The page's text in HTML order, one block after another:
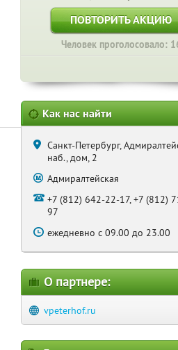
ПОВТОРИТЬ АКЦИЮ
Человек проголосовало:
Как нас найти
Санкт-Петербург,
наб., дом, 2
Адмиралтейская
+7 (812) 642-22-17, +7 (812)
97
ежедневно с 09.00 до 23.00
О партнере:
vpeterhof.ru